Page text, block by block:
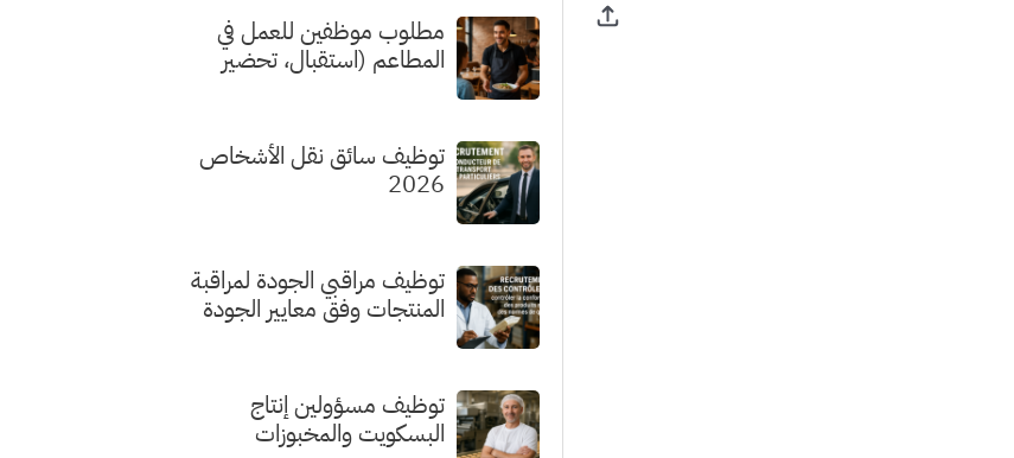
مطلوب موظفين للعمل في
المطاعم (استقبال، تحضير
توظيف سائق نقل الأشخاص
2026
توظيف مراقبي الجودة لمراقبة
المنتجات وفق معايير الجودة
توظيف مسؤولين إنتاج
البسكويت والمخبوزات